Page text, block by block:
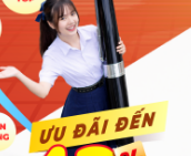
A00; A02; A04; A06;